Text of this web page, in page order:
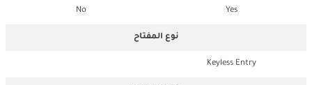
Yes
No
نوع المفتاح
Keyless Entry